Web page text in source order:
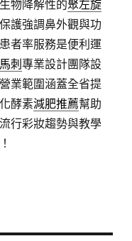
物降解性的聚左旋
護強調鼻外觀與功
者率服務是便利運
刺 專業設計團隊設
業範圍涵蓋全省提
酵素減肥推薦幫助
流行彩妝趨勢與教學